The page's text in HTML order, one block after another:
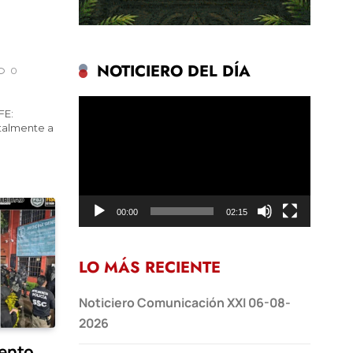
0
a
NOTICIERO DEL DÍA
00:00 02:15
LO MÁS RECIENTE
Noticiero Comunicación XXI 06-08-
2026